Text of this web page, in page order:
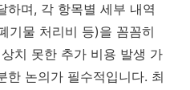
하며, 각 항목별 세부 내역
기물 처리비 등)을 꼼꼼히
치 못한 추가 비용 발생 가
한 논의가 필수적입니다. 최